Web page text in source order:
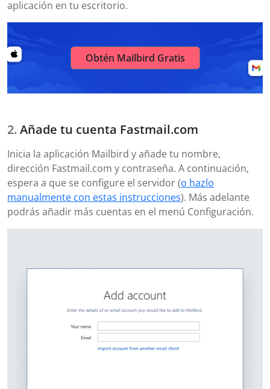
aplicación en tu escritorio.
Obtén Mailbird Gratis
Añade tu cuenta Fastmail.com
Inicia la aplicación Mailbird y añade tu nombre,
dirección Fastmail.com y contraseña. A continuación,
espera a que se configure el servidor (o hazlo
manualmente con estas instrucciones). Más adelante
podrás añadir más cuentas en el menú Configuración.